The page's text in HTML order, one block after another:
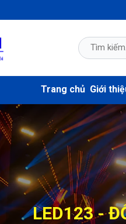
Trang chủ Giới
LED123 -
KIM